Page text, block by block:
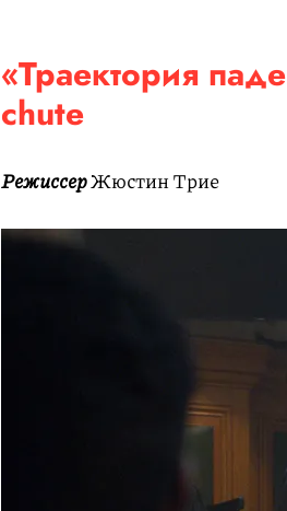
«Траектория
chute
РежиссерЖюстин Трие